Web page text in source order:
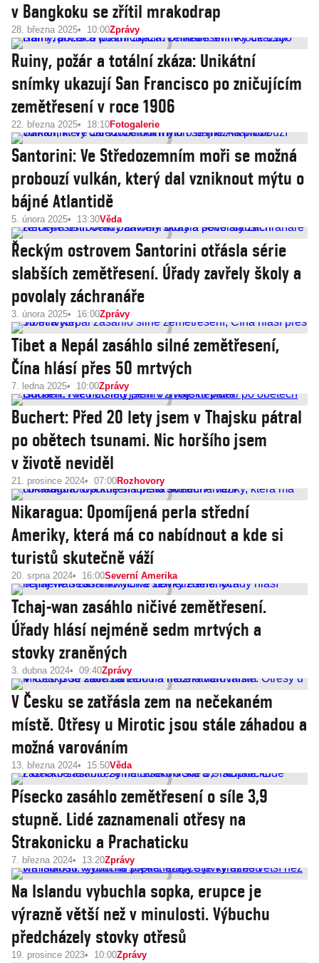
v Bangkoku se zřítil mrakodrap
28. března 2025 10:00Zprávy
Ruiny, požár a totální zkáza: Unikátní
snímky ukazují San Francisco po zničujícím
zemětřesení v roce 1906
22. března 2025 18:10Fotogalerie
Santorini: Ve Středozemním moři se možná
probouzí vulkán, který dal vzniknout mýtu o
bájné Atlantidě
5. února 2025 13:30Věda
Řeckým ostrovem Santorini otřásla série
slabších zemětřesení. Úřady zavřely školy a
povolaly záchranáře
3. února 2025 16:00Zprávy
Tibet a Nepál zasáhlo silné zemětřesení,
Čína hlásí přes 50 mrtvých
7. ledna 2025 10:00Zprávy
Buchert: Před 20 lety jsem v Thajsku pátral
po obětech tsunami. Nic horšího jsem
v životě neviděl
21. prosince 2024 07:00Rozhovory
Nikaragua: Opomíjená perla střední
Ameriky, která má co nabídnout a kde si
turistů skutečně váží
20. srpna 2024 16:00Severní Amerika
Tchaj-wan zasáhlo ničivé zemětřesení.
Úřady hlásí nejméně sedm mrtvých a
stovky zraněných
3. dubna 2024 09:40Zprávy
V Česku se zatřásla zem na nečekaném
místě. Otřesy u Mirotic jsou stále záhadou a
možná varováním
13. března 2024 15:50Věda
Písecko zasáhlo zemětřesení o síle 3,9
stupně. Lidé zaznamenali otřesy na
Strakonicku a Prachaticku
7. března 2024 13:20Zprávy
Na Islandu vybuchla sopka, erupce je
výrazně větší než v minulosti. Výbuchu
předcházely stovky otřesů
19. prosince 2023 10:00Zprávy